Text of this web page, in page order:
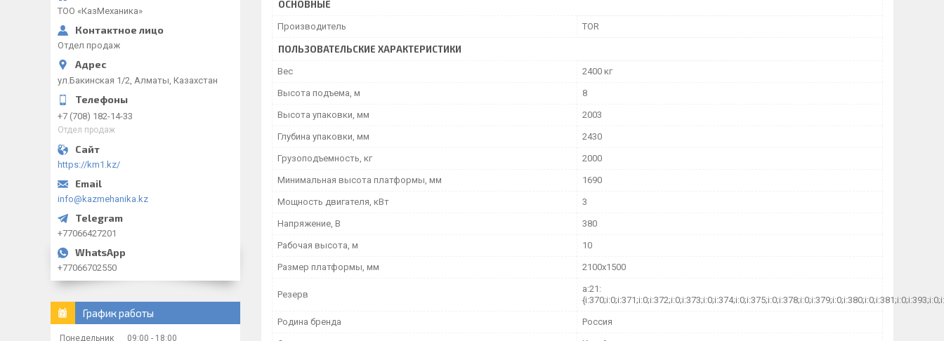
ОСНОВНЫЕ
Производитель TOR
ПОЛЬЗОВАТЕЛЬСКИЕ ХАРАКТЕРИСТИКИ
Вес 2400 кг
Высота подъема, м 8
Высота упаковки, мм 2003
Глубина упаковки, мм 2430
Грузоподъемность, кг 2000
Минимальная высота платформы, мм 1690
Мощность двигателя, кВт 3
Напряжение, В 380
Рабочая высота, м 10
Размер платформы, мм 2100х1500
Резерв
a:21:
Родина бренда Россия
ТОО «‎КазМеханика»
Отдел продаж
ул.Бакинская 1/2, Алматы, Казахстан
+7 (708) 182-14-33
Отдел продаж
https://km1.kz/
info@kazmehanika.kz
+77066427201
+77066702550
График работы
Понедельник 09:00 18:00